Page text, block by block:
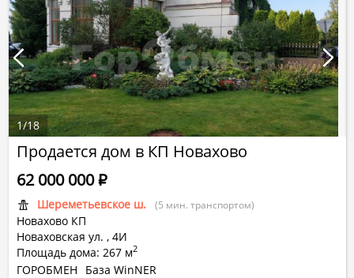
Продается дом в КП Новахово
Шереметьевское ш. (5 мин. транспортом)
Новахово КП
Новаховская ул. , 4И
Площадь дома: 267 м2
62 000 000Р
ГОРОБМЕН
База WinNER
1/18